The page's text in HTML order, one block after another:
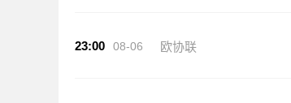
23:00 08-06 欧协联